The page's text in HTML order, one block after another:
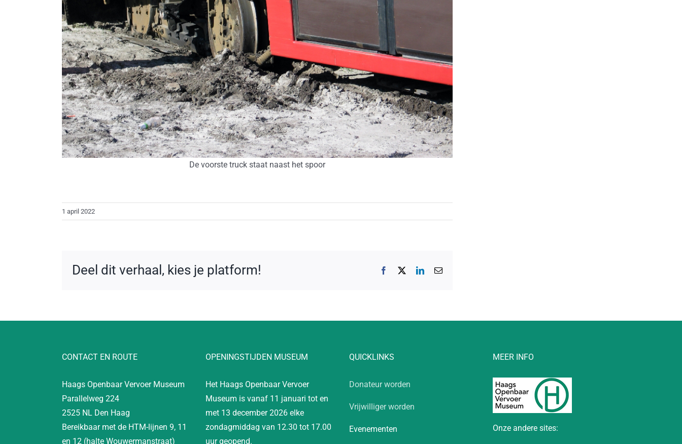
De voorste truck staat naast het spoor
1 april 2022
Deel dit verhaal, kies je platform! Facebook LinkedIn
E-
CONTACT EN ROUTE
Haags Openbaar Vervoer Museum
Parallelweg 224
2525 NL Den Haag
Bereikbaar met de HTM-lijnen 9, 11
en 12 (halte Wouwermanstraat)
OPENINGSTIJDEN MUSEUM
Het Haags Openbaar Vervoer
Museum is vanaf 11 januari tot en
met 13 december 2026 elke
zondagmiddag van 12.30 tot 17.00
uur geopend.
QUICKLINKS
Donateur worden
Vrijwilliger worden
Evenementen
MEER INFO
Onze andere sites: